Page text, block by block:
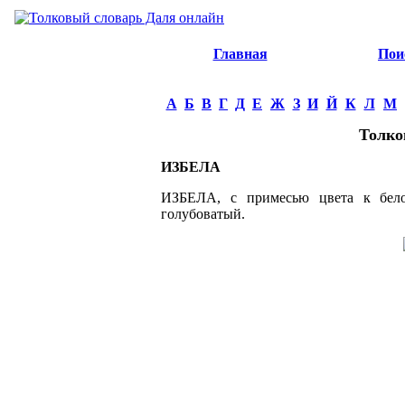
Главная
А Б В Г Д Е Ж З И Й К Л М
ИЗБЕЛА
ИЗБЕЛА, с примесью цвета к
голубоватый.